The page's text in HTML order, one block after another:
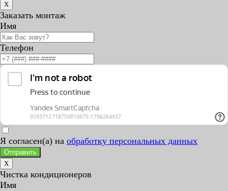
X
Заказать монтаж
Имя
Телефон
Я согласен(а) на обработку персональных данных
Отправить
X
Чистка кондиционеров
Имя